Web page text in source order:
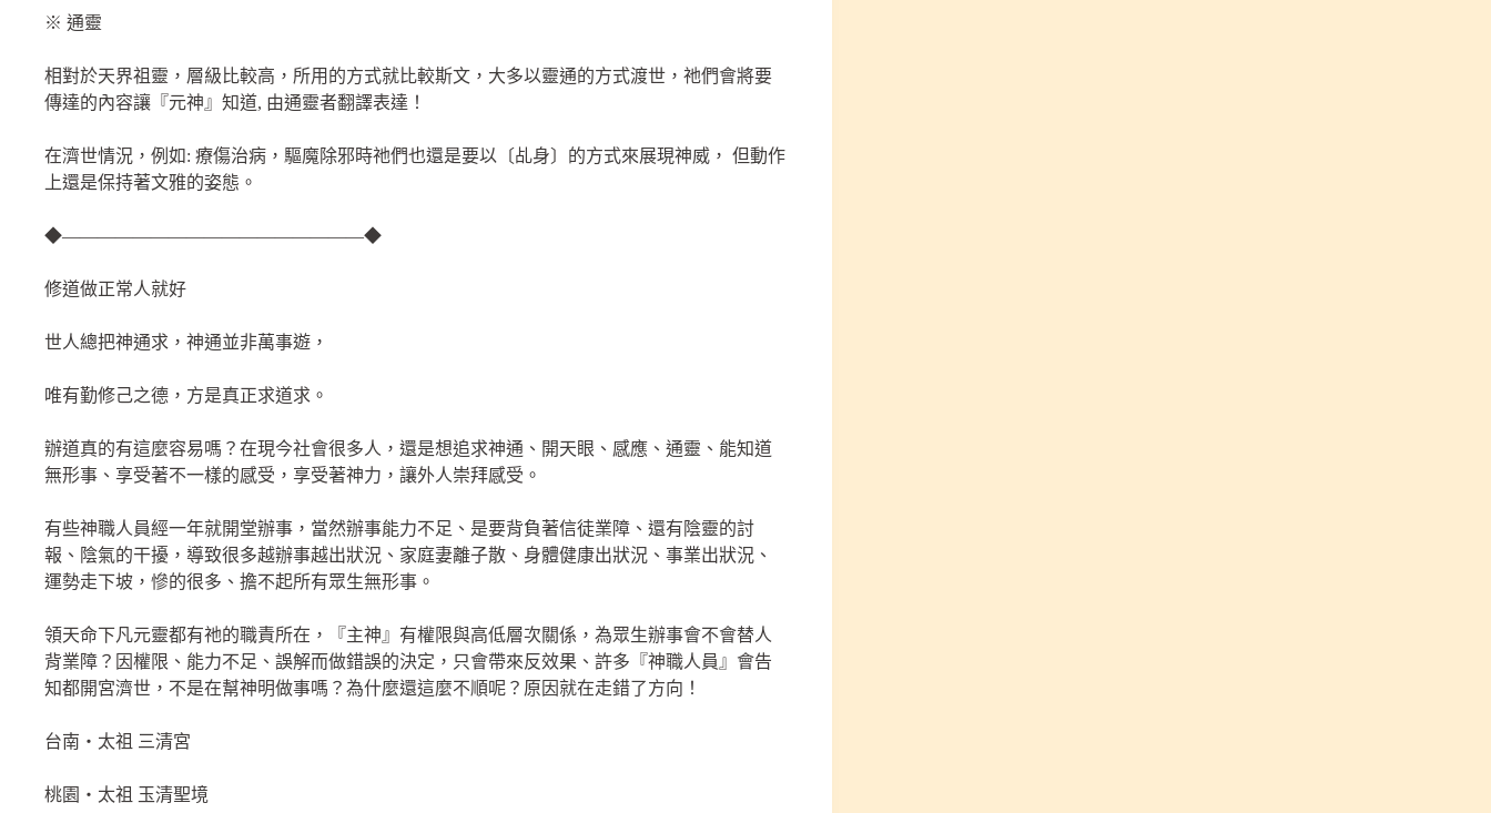
※ 通靈
相對於天界祖靈，層級比較高，所用的方式就比較斯文，大多以靈通的方式渡世，祂們會將要
傳達的內容讓『元神』知道, 由通靈者翻譯表達！
在濟世情況，例如: 療傷治病，驅魔除邪時祂們也還是要以〔乩身〕的方式來展現神威， 但動作
上還是保持著文雅的姿態。
◆—————————————————◆
修道做正常人就好
世人總把神通求，神通並非萬事遊，
唯有勤修己之德，方是真正求道求。
辦道真的有這麼容易嗎？在現今社會很多人，還是想追求神通、開天眼、感應、通靈、能知道
無形事、享受著不一樣的感受，享受著神力，讓外人崇拜感受。
有些神職人員經一年就開堂辦事，當然辦事能力不足、是要背負著信徒業障、還有陰靈的討
報、陰氣的干擾，導致很多越辦事越出狀況、家庭妻離子散、身體健康出狀況、事業出狀況、
運勢走下坡，慘的很多、擔不起所有眾生無形事。
領天命下凡元靈都有祂的職責所在，『主神』有權限與高低層次關係，為眾生辦事會不會替人
背業障？因權限、能力不足、誤解而做錯誤的決定，只會帶來反效果、許多『神職人員』會告
知都開宮濟世，不是在幫神明做事嗎？為什麼還這麼不順呢？原因就在走錯了方向！
台南‧太祖 三清宮
桃園‧太祖 玉清聖境